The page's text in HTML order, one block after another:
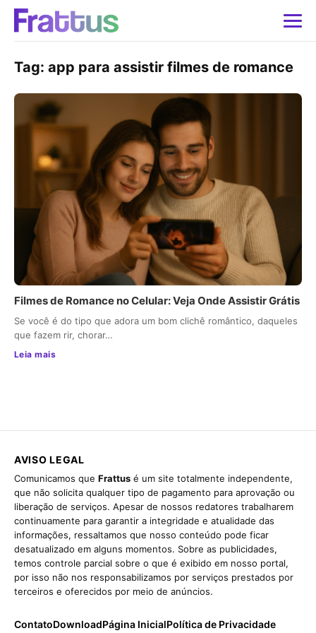
Tag: app para assistir filmes de romance
Filmes de Romance no Celular: Veja Onde Assistir Grátis
Se você é do tipo que adora um bom clichê romântico, daqueles
que fazem rir, chorar…
Leia mais
AVISO LEGAL
Comunicamos que Frattus é um site totalmente independente,
que não solicita qualquer tipo de pagamento para aprovação ou
liberação de serviços. Apesar de nossos redatores trabalharem
continuamente para garantir a integridade e atualidade das
informações, ressaltamos que nosso conteúdo pode ficar
desatualizado em alguns momentos. Sobre as publicidades,
temos controle parcial sobre o que é exibido em nosso portal,
por isso não nos responsabilizamos por serviços prestados por
terceiros e oferecidos por meio de anúncios.
ContatoDownloadPágina InicialPolítica de Privacidade